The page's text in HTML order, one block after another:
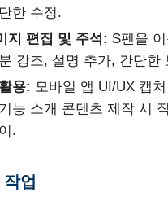
한 수정.
지 편집 및 주석: S펜을
강조, 설명 추가, 간단한
용: 모바일 앱 UI/UX 캡
능 소개 콘텐츠 제작 시
.
업